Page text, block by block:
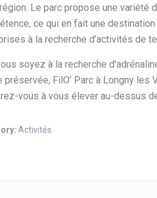
Le parc propose une variété
ce qui en fait une
à la recherche d’activités de
soyez à la recherche
préservée, FilO’ Parc à Longny
vous à vous élever au-dessus
Activités